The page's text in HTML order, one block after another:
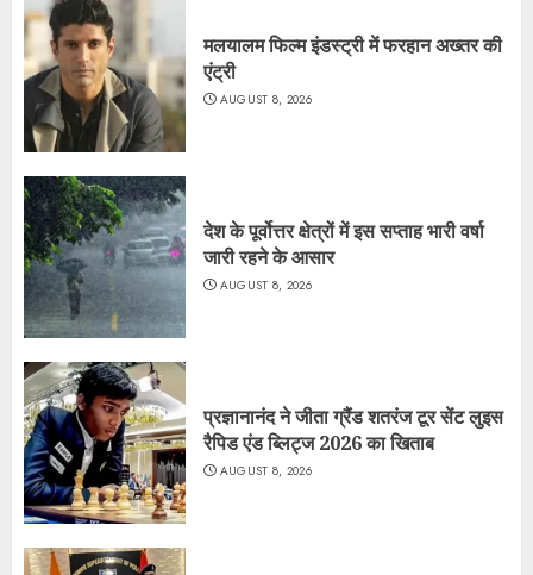
मलयालम फिल्म इंडस्ट्री में फरहान अख्तर की
एंट्री
AUGUST 8, 2026
देश के पूर्वोत्तर क्षेत्रों में इस सप्ताह भारी वर्षा
जारी रहने के आसार
AUGUST 8, 2026
प्रज्ञानानंद ने जीता ग्रैंड शतरंज टूर सेंट लुइस
रैपिड एंड ब्लिट्ज 2026 का खिताब
AUGUST 8, 2026